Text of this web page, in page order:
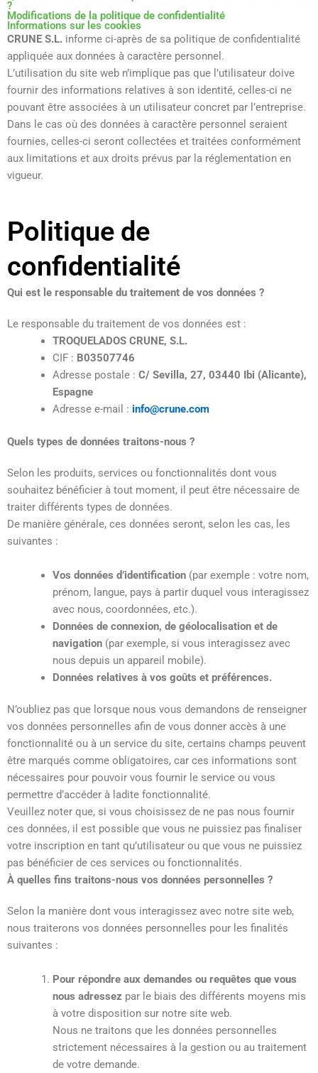
?
Modifications de la politique de confidentialité
Informations sur les cookies
CRUNE S.L. informe ci-après de sa politique de confidentialité
appliquée aux données à caractère personnel.
L’utilisation du site web n’implique pas que l’utilisateur doive
fournir des informations relatives à son identité, celles-ci ne
pouvant être associées à un utilisateur concret par l’entreprise.
Dans le cas où des données à caractère personnel seraient
fournies, celles-ci seront collectées et traitées conformément
aux limitations et aux droits prévus par la réglementation en
vigueur.
Politique de
confidentialité
Qui est le responsable du traitement de vos données ?
Le responsable du traitement de vos données est :
TROQUELADOS CRUNE, S.L.
CIF : B03507746
Adresse postale : C/ Sevilla, 27, 03440 Ibi (Alicante),
Espagne
Adresse e-mail : info@crune.com
Quels types de données traitons-nous ?
Selon les produits, services ou fonctionnalités dont vous
souhaitez bénéficier à tout moment, il peut être nécessaire de
traiter différents types de données.
De manière générale, ces données seront, selon les cas, les
suivantes :
Vos données d’identification(par exemple : votre nom,
prénom, langue, pays à partir duquel vous interagissez
avec nous, coordonnées, etc.).
Données de connexion, de géolocalisation et de
navigation(par exemple, si vous interagissez avec
nous depuis un appareil mobile).
Données relatives à vos goûts et préférences.
N’oubliez pas que lorsque nous vous demandons de renseigner
vos données personnelles afin de vous donner accès à une
fonctionnalité ou à un service du site, certains champs peuvent
être marqués comme obligatoires, car ces informations sont
nécessaires pour pouvoir vous fournir le service ou vous
permettre d’accéder à ladite fonctionnalité.
Veuillez noter que, si vous choisissez de ne pas nous fournir
ces données, il est possible que vous ne puissiez pas finaliser
votre inscription en tant qu’utilisateur ou que vous ne puissiez
pas bénéficier de ces services ou fonctionnalités.
À quelles fins traitons-nous vos données personnelles ?
Selon la manière dont vous interagissez avec notre site web,
nous traiterons vos données personnelles pour les finalités
suivantes :
Pour répondre aux demandes ou requêtes que vous
nous adressez par le biais des différents moyens mis
à votre disposition sur notre site web.
Nous ne traitons que les données personnelles
strictement nécessaires à la gestion ou au traitement
de votre demande.